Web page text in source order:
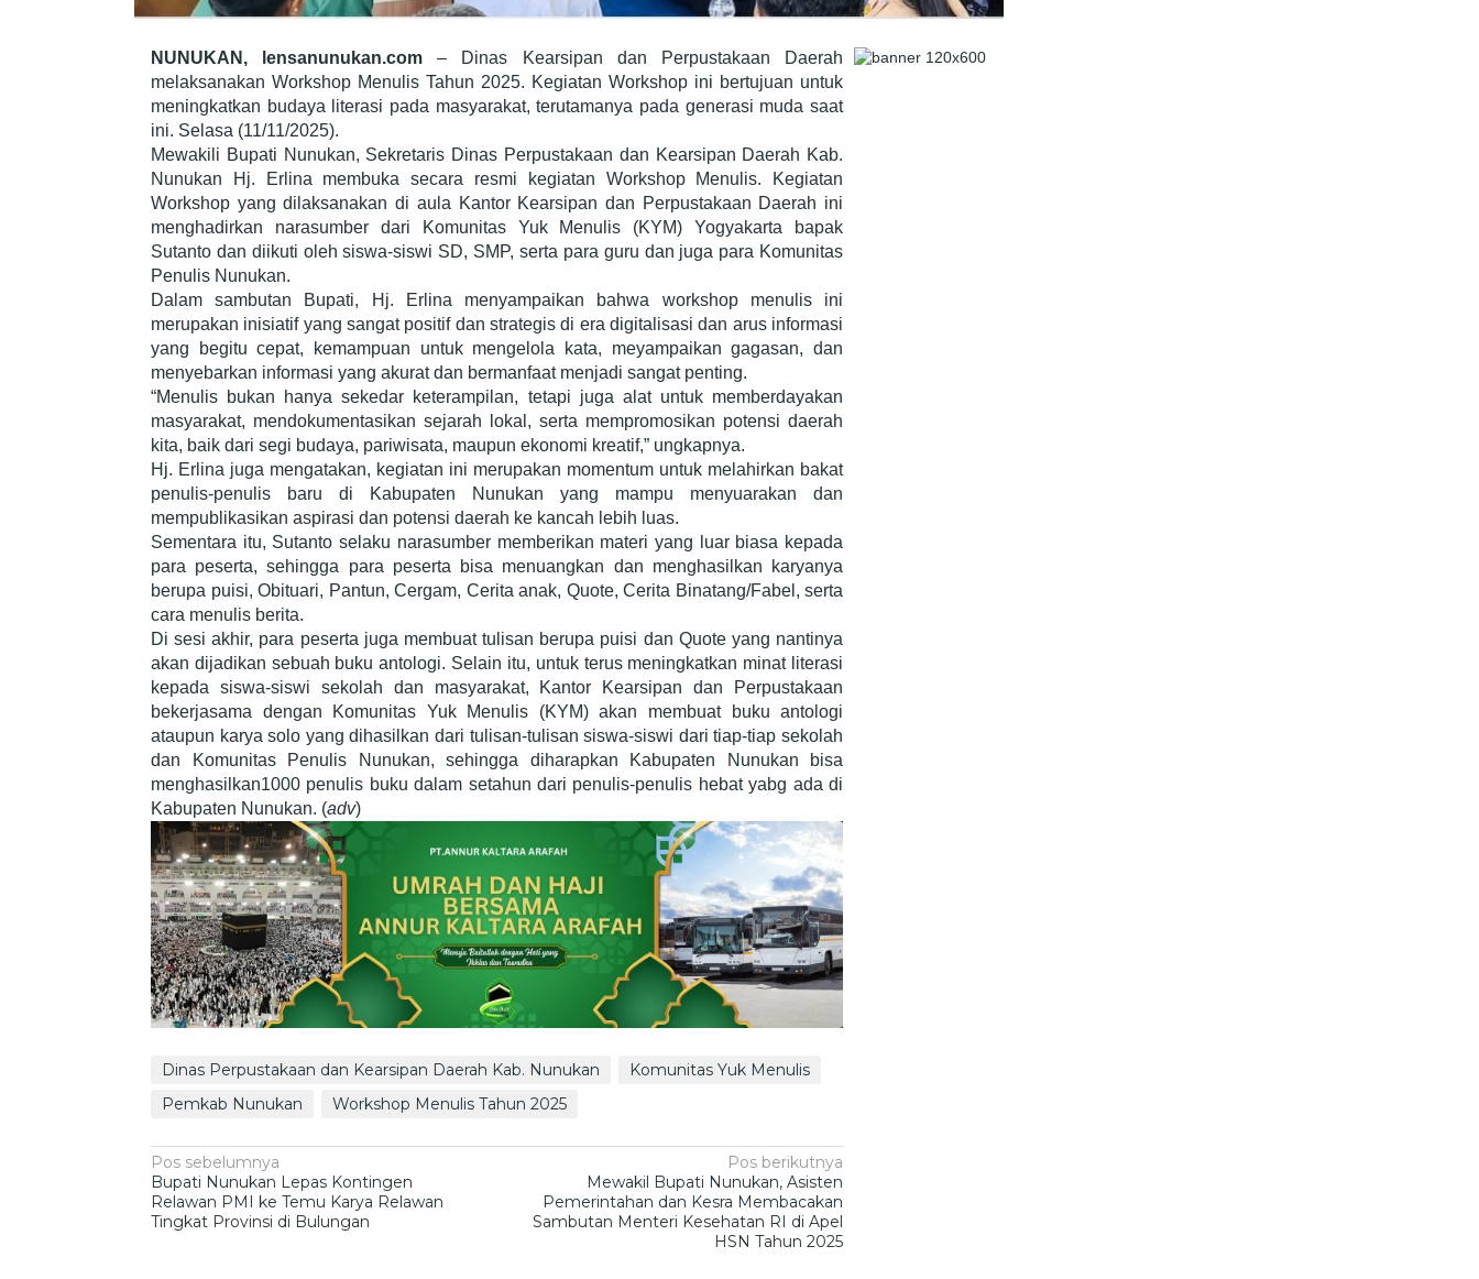
NUNUKAN, lensanunukan.com – Dinas Kearsipan dan Perpustakaan Daerah
melaksanakan Workshop Menulis Tahun 2025. Kegiatan Workshop ini bertujuan untuk
meningkatkan budaya literasi pada masyarakat, terutamanya pada generasi muda saat
ini. Selasa (11/11/2025).
Mewakili Bupati Nunukan, Sekretaris Dinas Perpustakaan dan Kearsipan Daerah Kab.
Nunukan Hj. Erlina membuka secara resmi kegiatan Workshop Menulis. Kegiatan
Workshop yang dilaksanakan di aula Kantor Kearsipan dan Perpustakaan Daerah ini
menghadirkan narasumber dari Komunitas Yuk Menulis (KYM) Yogyakarta bapak
Sutanto dan diikuti oleh siswa-siswi SD, SMP, serta para guru dan juga para Komunitas
Penulis Nunukan.
Dalam sambutan Bupati, Hj. Erlina menyampaikan bahwa workshop menulis ini
merupakan inisiatif yang sangat positif dan strategis di era digitalisasi dan arus informasi
yang begitu cepat, kemampuan untuk mengelola kata, meyampaikan gagasan, dan
menyebarkan informasi yang akurat dan bermanfaat menjadi sangat penting.
“Menulis bukan hanya sekedar keterampilan, tetapi juga alat untuk memberdayakan
masyarakat, mendokumentasikan sejarah lokal, serta mempromosikan potensi daerah
kita, baik dari segi budaya, pariwisata, maupun ekonomi kreatif,” ungkapnya.
Hj. Erlina juga mengatakan, kegiatan ini merupakan momentum untuk melahirkan bakat
penulis-penulis baru di Kabupaten Nunukan yang mampu menyuarakan dan
mempublikasikan aspirasi dan potensi daerah ke kancah lebih luas.
Sementara itu, Sutanto selaku narasumber memberikan materi yang luar biasa kepada
para peserta, sehingga para peserta bisa menuangkan dan menghasilkan karyanya
berupa puisi, Obituari, Pantun, Cergam, Cerita anak, Quote, Cerita Binatang/Fabel, serta
cara menulis berita.
Di sesi akhir, para peserta juga membuat tulisan berupa puisi dan Quote yang nantinya
akan dijadikan sebuah buku antologi. Selain itu, untuk terus meningkatkan minat literasi
kepada siswa-siswi sekolah dan masyarakat, Kantor Kearsipan dan Perpustakaan
bekerjasama dengan Komunitas Yuk Menulis (KYM) akan membuat buku antologi
ataupun karya solo yang dihasilkan dari tulisan-tulisan siswa-siswi dari tiap-tiap sekolah
dan Komunitas Penulis Nunukan, sehingga diharapkan Kabupaten Nunukan bisa
menghasilkan1000 penulis buku dalam setahun dari penulis-penulis hebat yabg ada di
Kabupaten Nunukan. (adv)
Dinas Perpustakaan dan Kearsipan Daerah Kab. Nunukan
Komunitas Yuk Menulis
Pemkab Nunukan
Workshop Menulis Tahun 2025
Navigasi
pos
Pos sebelumnya
Bupati Nunukan Lepas Kontingen
Relawan PMI ke Temu Karya Relawan
Tingkat Provinsi di Bulungan
Pos berikutnya
Mewakil Bupati Nunukan, Asisten
Pemerintahan dan Kesra Membacakan
Sambutan Menteri Kesehatan RI di Apel
HSN Tahun 2025